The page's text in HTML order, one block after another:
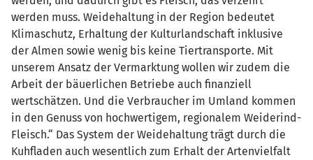
werden muss. Weidehaltung in der Region bedeutet
Klimaschutz, Erhaltung der Kulturlandschaft inklusive
der Almen sowie wenig bis keine Tiertransporte. Mit
unserem Ansatz der Vermarktung wollen wir zudem die
Arbeit der bäuerlichen Betriebe auch finanziell
wertschätzen. Und die Verbraucher im Umland kommen
in den Genuss von hochwertigem, regionalem Weiderind-
Fleisch.“ Das System der Weidehaltung trägt durch die
Kuhfladen auch wesentlich zum Erhalt der Artenvielfalt